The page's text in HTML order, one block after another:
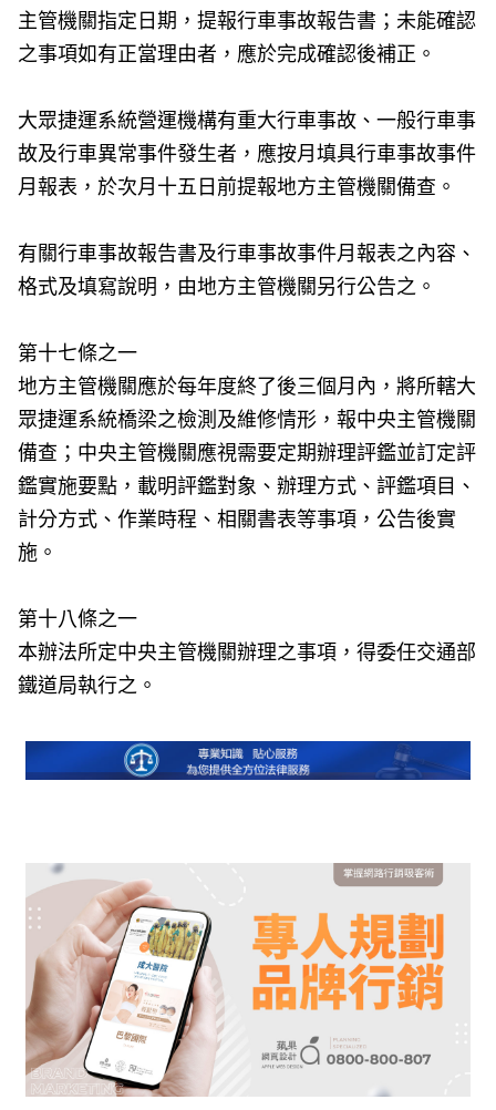
主管機關指定日期，提報行車事故報告書；未能確認
之事項如有正當理由者，應於完成確認後補正。
大眾捷運系統營運機構有重大行車事故、一般行車事
故及行車異常事件發生者，應按月填具行車事故事件
月報表，於次月十五日前提報地方主管機關備查。
有關行車事故報告書及行車事故事件月報表之內容、
格式及填寫說明，由地方主管機關另行公告之。
第十七條之一
地方主管機關應於每年度終了後三個月內，將所轄大
眾捷運系統橋梁之檢測及維修情形，報中央主管機關
備查；中央主管機關應視需要定期辦理評鑑並訂定評
鑑實施要點，載明評鑑對象、辦理方式、評鑑項目、
計分方式、作業時程、相關書表等事項，公告後實
施。
第十八條之一
本辦法所定中央主管機關辦理之事項，得委任交通部
鐵道局執行之。